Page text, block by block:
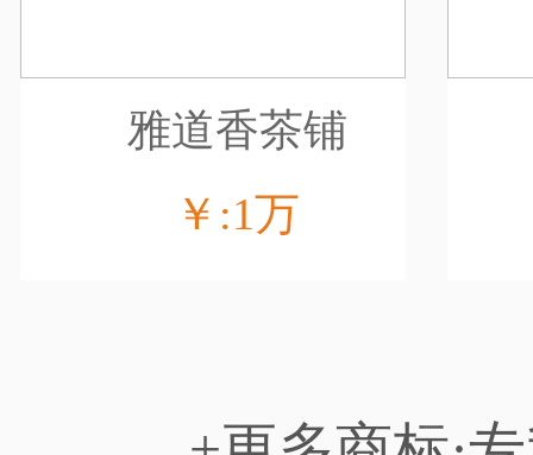
雅道香茶铺
￥:1万